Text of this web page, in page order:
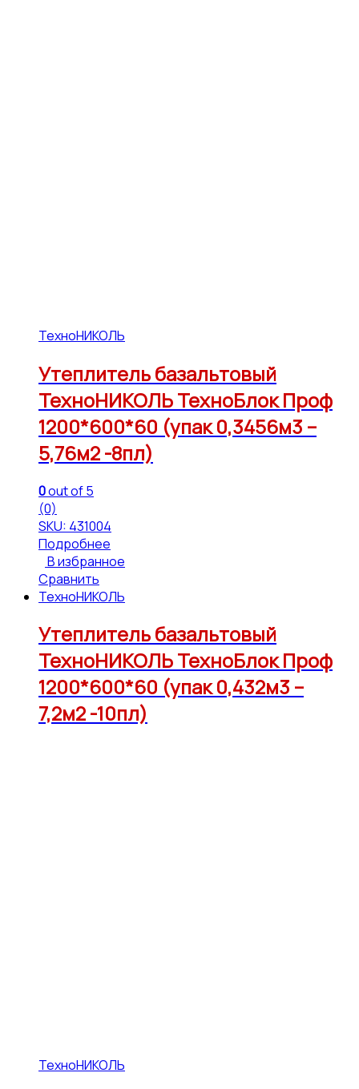
ТехноНИКОЛЬ
Утеплитель базальтовый
ТехноНИКОЛЬ ТехноБлок Проф
1200*600*60 (упак 0,3456м3 –
5,76м2 -8пл)
0out of 5
(0)
SKU: 431004
Подробнее
В избранное
Сравнить
ТехноНИКОЛЬ
Утеплитель базальтовый
ТехноНИКОЛЬ ТехноБлок Проф
1200*600*60 (упак 0,432м3 –
7,2м2 -10пл)
ТехноНИКОЛЬ